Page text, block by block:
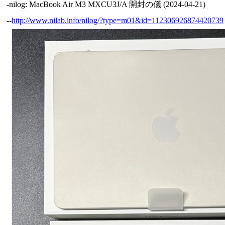
-nilog: MacBook Air M3 MXCU3J/A 開封の儀 (2024-04-21)
--http://www.nilab.info/nilog/?type=m01&id=112306926874420739